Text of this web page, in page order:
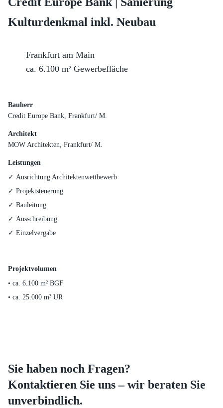
Kulturdenkmal inkl. Neubau
Frankfurt am Main
ca. 6.100 m² Gewerbefläche
Bauherr
Credit Europe Bank, Frankfurt/ M.
Architekt
MOW Architekten, Frankfurt/ M.
Leistungen
Ausrichtung Architektenwettbewerb
Projektsteuerung
Bauleitung
Ausschreibung
Einzelvergabe
Projektvolumen
ca. 6.100 m² BGF
ca. 25.000 m³ UR
Sie haben noch Fragen?
Kontaktieren Sie uns –wir beraten Sie
unverbindlich.